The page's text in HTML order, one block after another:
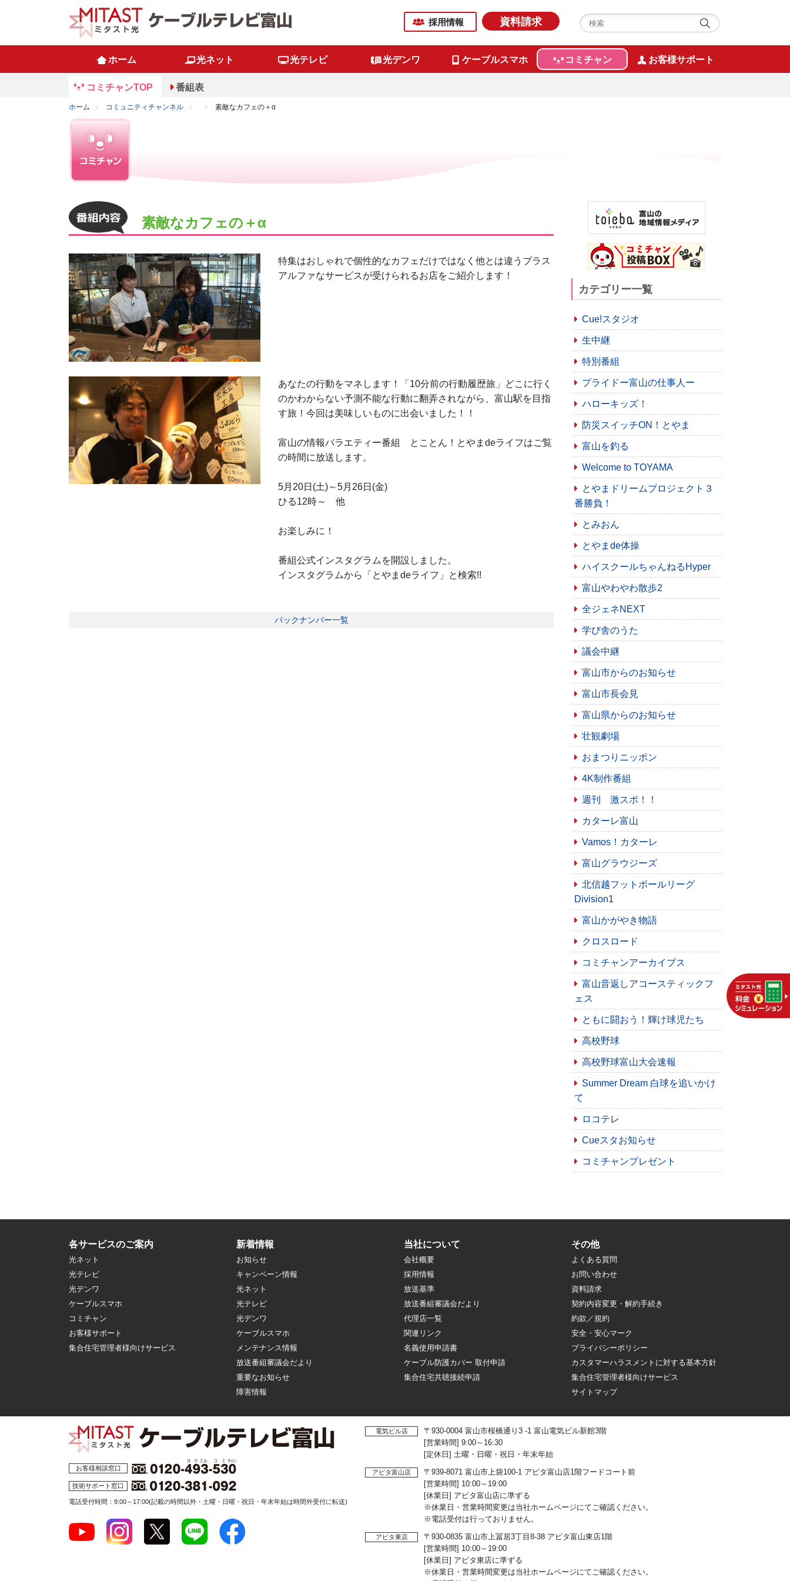
採用情報 資料請求
ホーム 光ネット 光テレビ 光デンワ ケーブルスマホ コミチャン お客様サポート
コミチャンTOP 番組表
ホーム コミュニティチャンネル 素敵なカフェの＋α
素敵なカフェの＋α
特集はおしゃれで個性的なカフェだけではなく他とは違うプラス
アルファなサービスが受けられるお店をご紹介します！
あなたの行動をマネします！「10分前の行動履歴旅」どこに行く
のかわからない予測不能な行動に翻弄されながら、富山駅を目指
す旅！今回は美味しいものに出会いました！！
富山の情報バラエティー番組 とことん！とやまdeライフはご覧
の時間に放送します。
5月20日(土)～5月26日(金)
ひる12時～ 他
お楽しみに！
番組公式インスタグラムを開設しました。
インスタグラムから「とやまdeライフ」と検索!!
バックナンバー一覧
カテゴリー一覧
Cue!スタジオ
生中継
特別番組
プライドー富山の仕事人ー
ハローキッズ！
防災スイッチON！とやま
富山を釣る
Welcome to TOYAMA
とやまドリームプロジェクト３
番勝負！
とみおん
とやまde体操
ハイスクールちゃんねるHyper
富山やわやわ散歩2
全ジェネNEXT
学び舎のうた
議会中継
富山市からのお知らせ
富山市長会見
富山県からのお知らせ
壮観劇場
おまつりニッポン
4K制作番組
週刊 激スポ！！
カターレ富山
Vamos！カターレ
富山グラウジーズ
北信越フットボールリーグ
Division1
富山かがやき物語
クロスロード
コミチャンアーカイブス
富山音返しアコースティックフ
ェス
ともに闘おう！輝け球児たち
高校野球
高校野球富山大会速報
Summer Dream 白球を追いかけ
て
ロコテレ
Cueスタお知らせ
コミチャンプレゼント
各サービスのご案内
光ネット
光テレビ
光デンワ
ケーブルスマホ
コミチャン
お客様サポート
集合住宅管理者様向けサービス
新着情報
お知らせ
キャンペーン情報
光ネット
光テレビ
光デンワ
ケーブルスマホ
メンテナンス情報
放送番組審議会だより
重要なお知らせ
障害情報
当社について
会社概要
採用情報
放送基準
放送番組審議会だより
代理店一覧
関連リンク
名義使用申請書
ケーブル防護カバー 取付申請
集合住宅共聴接続申請
その他
よくある質問
お問い合わせ
資料請求
契約内容変更・解約手続き
約款／規約
安全・安心マーク
プライバシーポリシー
カスタマーハラスメントに対する基本方針
集合住宅管理者様向けサービス
サイトマップ
お客様相談窓口
技術サポート窓口
電話受付時間：9:00～17:00(記載の時間以外・土曜・日曜・祝日・年末年始は時間外受付に転送)
電気ビル店
〒930-0004 富山市桜橋通り3 -1 富山電気ビル新館3階
[営業時間] 9:00～16:30
[定休日] 土曜・日曜・祝日・年末年始
アピタ富山店
〒939-8071 富山市上袋100-1 アピタ富山店1階フードコート前
[営業時間] 10:00～19:00
[休業日] アピタ富山店に準ずる
※休業日・営業時間変更は当社ホームページにてご確認ください。
※電話受付は行っておりません。
アピタ東店
〒930-0835 富山市上冨居3丁目8-38 アピタ富山東店1階
[営業時間] 10:00～19:00
[休業日] アピタ東店に準ずる
※休業日・営業時間変更は当社ホームページにてご確認ください。